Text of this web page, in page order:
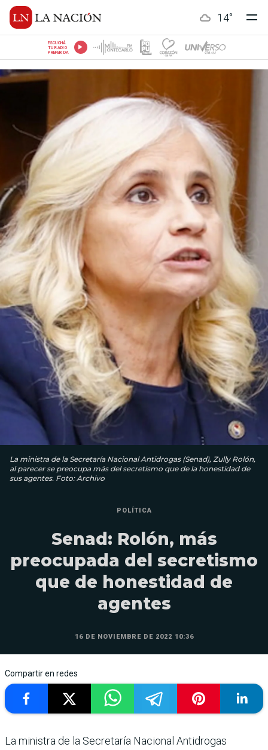
14°
ESCUCHÁ
TU RADIO
PREFERIDA
La ministra de la Secretaría Nacional Antidrogas (Senad), Zully Rolón,
al parecer se preocupa más del secretismo que de la honestidad de
sus agentes. Foto: Archivo
POLÍTICA
Senad: Rolón, más
preocupada del secretismo
que de honestidad de
agentes
16 DE NOVIEMBRE DE 2022 10:36
Compartir en redes
La ministra de la Secretaría Nacional Antidrogas